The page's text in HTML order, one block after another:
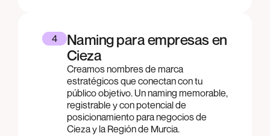
4
Naming para empresas en
Cieza
Creamos nombres de marca
estratégicos que conectan con tu
público objetivo. Un naming memorable,
registrable y con potencial de
posicionamiento para negocios de
Cieza y la Región de Murcia.